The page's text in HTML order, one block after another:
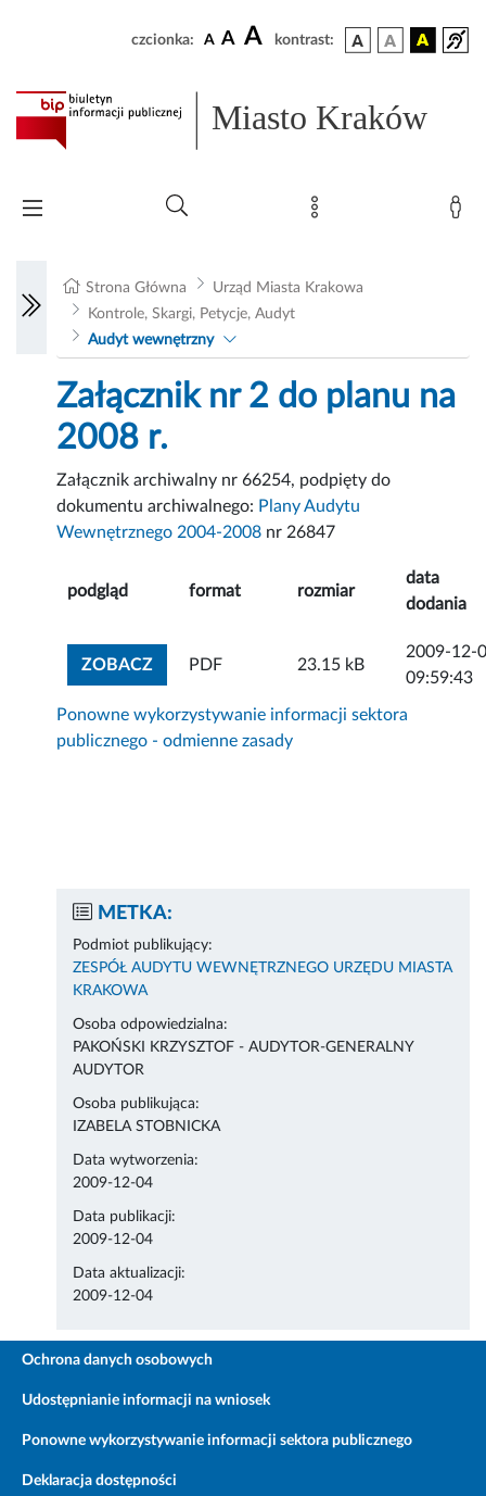
czcionka: A A A kontrast:
Miasto Kraków
Strona Główna
Urząd Miasta Krakowa
Kontrole, Skargi, Petycje, Audyt
Audyt wewnętrzny
Załącznik nr 2 do planu na
2008 r.
Załącznik archiwalny nr 66254, podpięty do
dokumentu archiwalnego: Plany Audytu
Wewnętrznego 2004-2008 nr 26847
podgląd format rozmiar
data
dodania
ZOBACZZOBACZ ZAŁĄCZNIK
PDF 23.15 kB
2009-12-
09:59:43
Ponowne wykorzystywanie informacji sektora
publicznego - odmienne zasady
METKA:
Podmiot publikujący:
ZESPÓŁ AUDYTU WEWNĘTRZNEGO URZĘDU MIASTA
KRAKOWA
Osoba odpowiedzialna:
PAKOŃSKI KRZYSZTOF - AUDYTOR-GENERALNY
AUDYTOR
Osoba publikująca:
IZABELA STOBNICKA
Data wytworzenia:
2009-12-04
Data publikacji:
2009-12-04
Data aktualizacji:
2009-12-04
Ochrona danych osobowych
Udostępnianie informacji na wniosek
Ponowne wykorzystywanie informacji sektora publicznego
Deklaracja dostępności